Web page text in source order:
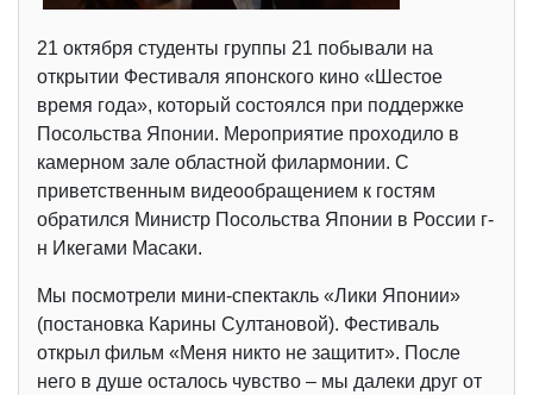
21 октября студенты группы 21 побывали на
открытии Фестиваля японского кино «Шестое
время года», который состоялся при поддержке
Посольства Японии. Мероприятие проходило в
камерном зале областной филармонии. С
приветственным видеообращением к гостям
обратился Министр Посольства Японии в России г-
н Икегами Масаки.
Мы посмотрели мини-спектакль «Лики Японии»
(постановка Карины Султановой). Фестиваль
открыл фильм «Меня никто не защитит». После
него в душе осталось чувство – мы далеки друг от